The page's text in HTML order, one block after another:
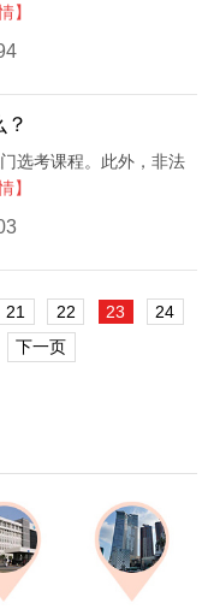
】
选考课程。此外，非法
】
21 22 23
24
下一页